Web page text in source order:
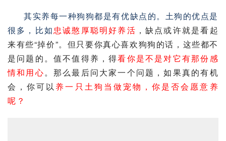
其实养每一种狗狗都是有优缺点的。土狗的优点是
很多，比如忠诚憨厚聪明好养活 ，缺点或许就是看起
来有些“掉价”。但只要你真心喜欢狗狗的话，这些都不
是问题的。值不值得养，得看你是不是对它有那份感
情和用心。那么最后问大家一个问题，如果真的有机
会，你可以 养一只土狗当做宠物，你是否会愿意养
呢？